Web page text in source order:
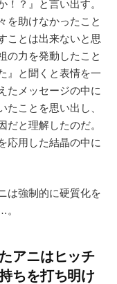
！？』と言い出す。
を助けなかったこと
ことは出来ないと思
の力を発動したこと
』と聞くと表情を一
たメッセージの中に
たことを思い出し、
と理解したのだ。
応用した結晶の中に
は強制的に硬質化を
アニはヒッチ
ちを打ち明け